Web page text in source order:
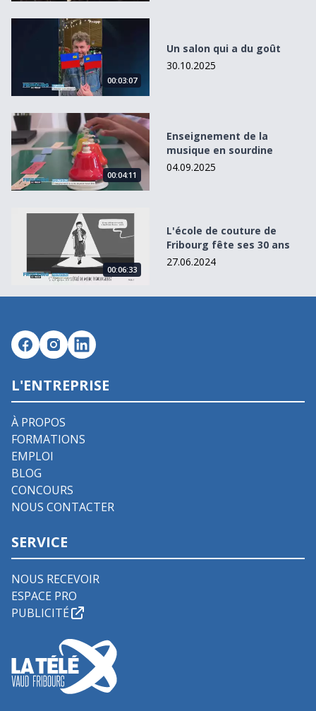
Un salon qui a du goût
00:03:07
Un salon qui a du goût
30.10.2025
Enseignement de la musique en sourdine
00:04:11
Enseignement de la
musique en sourdine
04.09.2025
L&#039;école de couture de Fribourg fête ses 30 ans
00:06:33
L'école de couture de
Fribourg fête ses 30 ans
27.06.2024
L'ENTREPRISE
À PROPOS
FORMATIONS
EMPLOI
BLOG
CONCOURS
NOUS CONTACTER
SERVICE
NOUS RECEVOIR
ESPACE PRO
PUBLICITÉ